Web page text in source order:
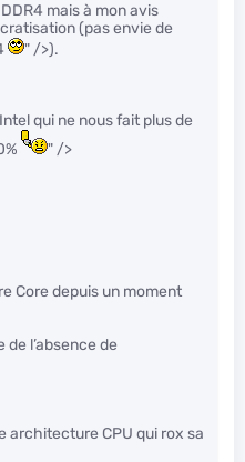
mais à mon avis
(pas envie de
" />).
qui ne nous fait plus de
" />
Core depuis un moment
de l’absence de
architecture CPU qui rox sa